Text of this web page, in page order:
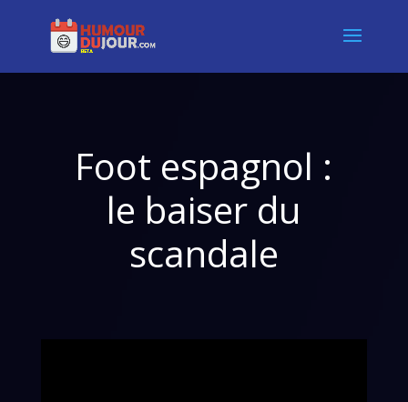
Foot espagnol :
le baiser du
scandale